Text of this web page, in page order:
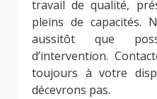
travail de qualité,
pleins de capacités.
aussitôt que
d’intervention.
toujours à votre
décevrons pas.